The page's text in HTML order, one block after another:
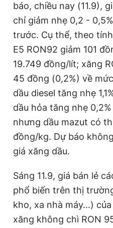
báo, chiều nay (11.9),
chỉ giảm nhẹ 0,2 -
trước. Cụ thể, theo
E5 RON92 giảm 101
19.749 đồng/lít; xăng
45 đồng (0,2%) về
dầu diesel tăng nhẹ
dầu hỏa tăng nhẹ
nhưng dầu mazut có
đồng/kg. Dự báo
giá xăng dầu.
Sáng 11.9, giá bán lẻ
phổ biến trên thị
kho, xa nhà máy...)
xăng không chì RON